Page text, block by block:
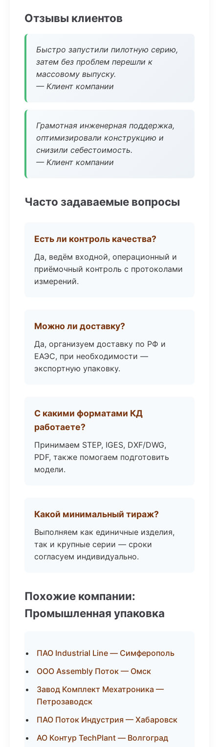
Отзывы клиентов
Быстро запустили пилотную серию,
затем без проблем перешли к
массовому выпуску.
— Клиент компании
Грамотная инженерная поддержка,
оптимизировали конструкцию и
снизили себестоимость.
— Клиент компании
Часто задаваемые вопросы
Есть ли контроль качества?
Да, ведём входной, операционный и
приёмочный контроль с протоколами
измерений.
Можно ли доставку?
Да, организуем доставку по РФ и
ЕАЭС, при необходимости —
экспортную упаковку.
С какими форматами КД
работаете?
Принимаем STEP, IGES, DXF/DWG,
PDF, также помогаем подготовить
модели.
Какой минимальный тираж?
Выполняем как единичные изделия,
так и крупные серии — сроки
согласуем индивидуально.
Похожие компании:
Промышленная упаковка
ПАО Industrial Line — Симферополь
ООО Assembly Поток — Омск
Завод Комплект Мехатроника —
Петрозаводск
ПАО Поток Индустрия — Хабаровск
АО Контур TechPlant — Волгоград